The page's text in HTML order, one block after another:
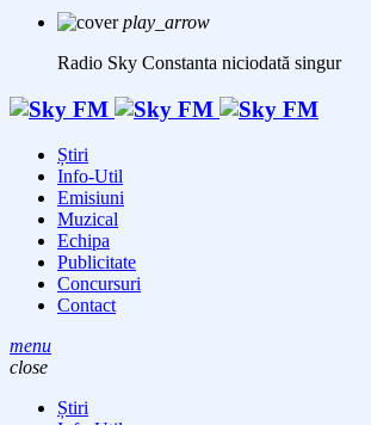
play_arrow
Radio Sky Constanta niciodată singur
Știri
Info-Util
Emisiuni
Muzical
Echipa
Publicitate
Concursuri
Contact
menu
close
Știri